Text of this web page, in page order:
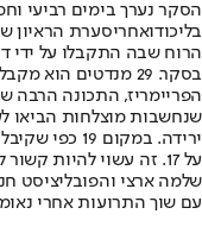
הסקר נערך בימים רביעי
בליכודואחריסערת הראיון
הרוח שבה התקבלו על ידי
הפריימריז, התכונה הרבה
שנחשבות מוצלחות הביאו
ירידה.
על 17. זה עשוי להיות
שלמה ארצי והפובליציסט
עם שוך התרועות אחרי